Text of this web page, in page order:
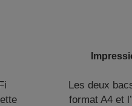
Les deux
format A4 et